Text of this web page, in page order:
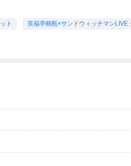
ト 笑福亭鶴瓶×サンドウィッチマンLIVE